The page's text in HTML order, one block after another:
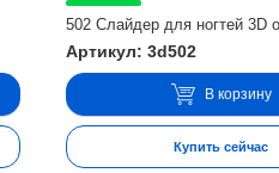
502 Слайдер для ногтей 3D
Артикул: 3d502
В корзину
Купить сейчас